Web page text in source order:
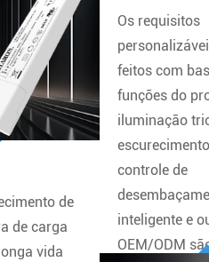
de
de carga
vida
Os requisitos
feitos com
funções do
iluminação
controle de
inteligente e
OEM/ODM